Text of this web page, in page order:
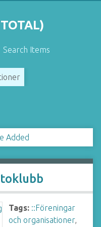
Search Items
Added
Tags: ::Föreningar
och organisationer,